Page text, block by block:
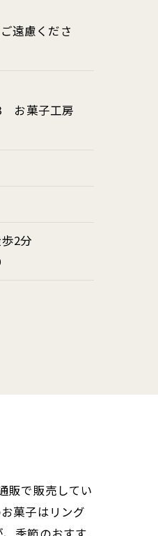
遠慮くださ
お菓子工房
2分
販で販売してい
菓子はリング